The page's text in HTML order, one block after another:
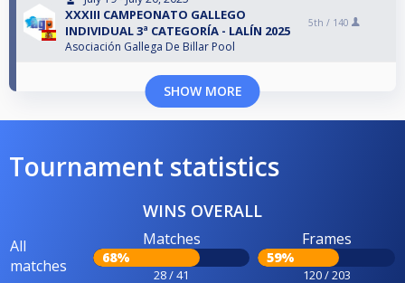
XXXIII CAMPEONATO GALLEGO
INDIVIDUAL 3ª CATEGORÍA - LALÍN 2025
Asociación Gallega De Billar Pool
5th / 140
SHOW MORE
Tournament statistics
WINS OVERALL
All
matches
Matches
68%
28 / 41
Frames
59%
120 / 203